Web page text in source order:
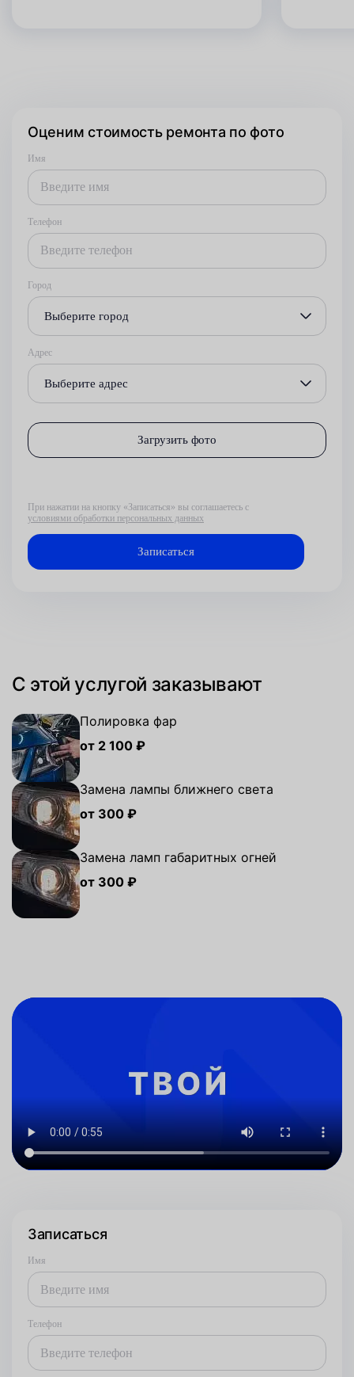
Оценим стоимость ремонта по фото
Имя
Телефон
Город
Выберите город
Адрес
Выберите адрес
Загрузить фото
При нажатии на кнопку «Записаться» вы соглашаетесь с
условиями обработки персональных данных
С этой услугой заказывают
Полировка фар
от 2 100 ₽
Замена лампы ближнего света
от 300 ₽
Замена ламп габаритных огней
от 300 ₽
Записаться
Имя
Телефон